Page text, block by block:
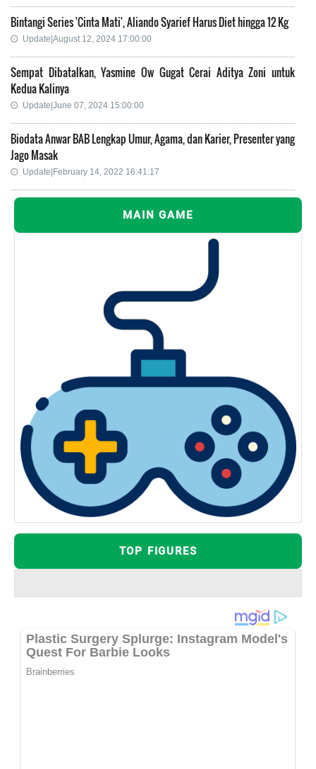
Bintangi Series 'Cinta Mati', Aliando Syarief Harus Diet hingga 12 Kg
Update|August 12, 2024 17:00:00
Sempat Dibatalkan, Yasmine Ow Gugat Cerai Aditya Zoni untuk
Kedua Kalinya
Update|June 07, 2024 15:00:00
Biodata Anwar BAB Lengkap Umur, Agama, dan Karier, Presenter yang
Jago Masak
Update|February 14, 2022 16:41:17
MAIN GAME
TOP FIGURES